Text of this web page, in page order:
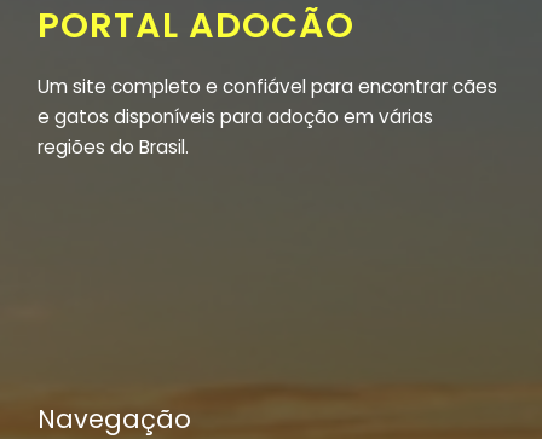
PORTAL ADOCÃO
Um site completo e confiável para encontrar cães
e gatos disponíveis para adoção em várias
regiões do Brasil.
Navegação